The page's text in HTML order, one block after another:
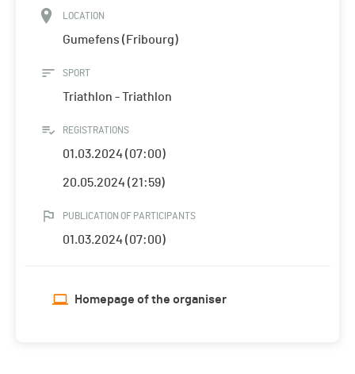
LOCATION
Gumefens (Fribourg)
SPORT
Triathlon - Triathlon
REGISTRATIONS
01.03.2024 (07:00)
20.05.2024 (21:59)
PUBLICATION OF PARTICIPANTS
01.03.2024 (07:00)
Homepage of the organiser